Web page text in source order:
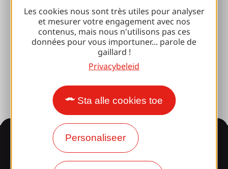
Les cookies nous sont très utiles pour analyser
et mesurer votre engagement avec nos
contenus, mais nous n'utilisons pas ces
données pour vous importuner... parole de
gaillard !
Privacybeleid
Sta alle cookies toe
Personaliseer
100% Gaillard Club
Brive 100% Evenement
Fotobibliotheek
Informatie